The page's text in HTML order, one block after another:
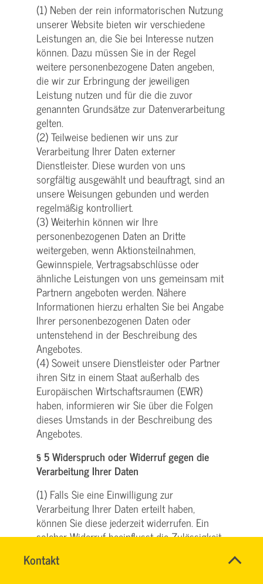
Kontakt
HASSNAE
Name*
(1) Neben der rein informatorischen Nutzung
unserer Website bieten wir verschiedene
Leistungen an, die Sie bei Interesse nutzen
können. Dazu müssen Sie in der Regel
weitere personenbezogene Daten angeben,
die wir zur Erbringung der jeweiligen
Leistung nutzen und für die die zuvor
genannten Grundsätze zur Datenverarbeitung
gelten.
(2) Teilweise bedienen wir uns zur
Verarbeitung Ihrer Daten externer
Dienstleister. Diese wurden von uns
sorgfältig ausgewählt und beauftragt, sind an
unsere Weisungen gebunden und werden
regelmäßig kontrolliert.
(3) Weiterhin können wir Ihre
personenbezogenen Daten an Dritte
weitergeben, wenn Aktionsteilnahmen,
Gewinnspiele, Vertragsabschlüsse oder
ähnliche Leistungen von uns gemeinsam mit
Partnern angeboten werden. Nähere
Informationen hierzu erhalten Sie bei Angabe
Ihrer personenbezogenen Daten oder
untenstehend in der Beschreibung des
Angebotes.
(4) Soweit unsere Dienstleister oder Partner
ihren Sitz in einem Staat außerhalb des
Europäischen Wirtschaftsraumen (EWR)
haben, informieren wir Sie über die Folgen
dieses Umstands in der Beschreibung des
Angebotes.
§ 5 Widerspruch oder Widerruf gegen die
Verarbeitung Ihrer Daten
(1) Falls Sie eine Einwilligung zur
Verarbeitung Ihrer Daten erteilt haben,
können Sie diese jederzeit widerrufen. Ein
solcher Widerruf beeinflusst die Zulässigkeit
Daten, nachdem Sie ihn gegenüber uns